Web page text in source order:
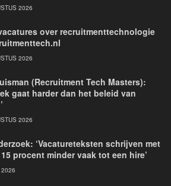
2026
over recruitmenttechnologie
2026
(Recruitment Tech Masters):
gaat harder dan het beleid van
2026
‘Vacatureteksten schrijven met
procent minder vaak tot een hire’